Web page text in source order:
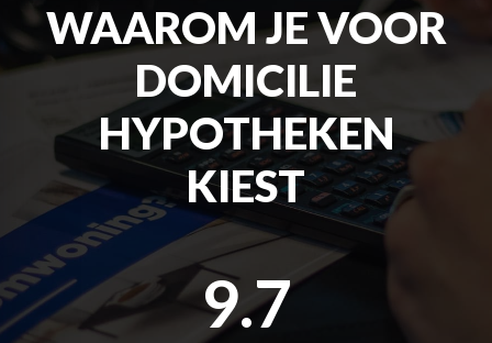
WAAROM JE VOOR
DOMICILIE
HYPOTHEKEN
KIEST
9.7